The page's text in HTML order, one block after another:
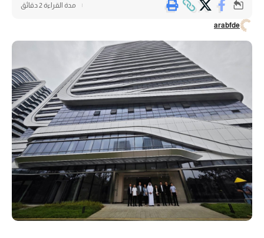
arabfde
مدة القراءة 2 دقائق